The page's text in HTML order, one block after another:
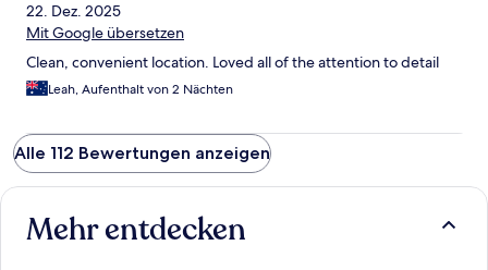
22. Dez. 2025
Mit Google übersetzen
Clean, convenient location. Loved all of the attention to detail
Leah, Aufenthalt von 2 Nächten
Alle 112 Bewertungen anzeigen
Mehr entdecken